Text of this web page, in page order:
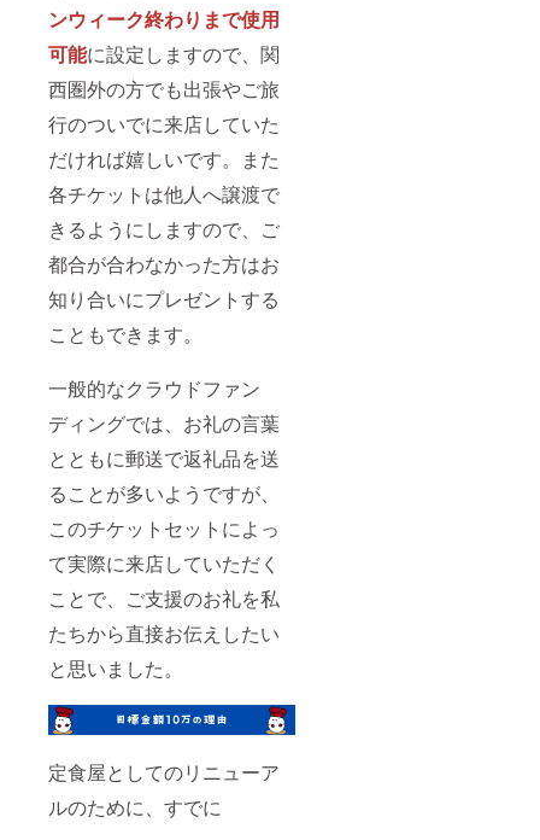
ンウィーク終わりまで使用
可能に設定しますので、関
西圏外の方でも出張やご旅
行のついでに来店していた
だければ嬉しいです。また
各チケットは他人へ譲渡で
きるようにしますので、ご
都合が合わなかった方はお
知り合いにプレゼントする
こともできます。
一般的なクラウドファン
ディングでは、お礼の言葉
とともに郵送で返礼品を送
ることが多いようですが、
このチケットセットによっ
て実際に来店していただく
ことで、ご支援のお礼を私
たちから直接お伝えしたい
と思いました。
定食屋としてのリニューア
ルのために、すでに